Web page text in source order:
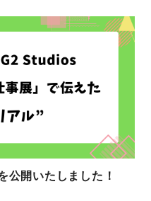
公開いたしました！